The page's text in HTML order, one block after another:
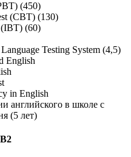
(450)
(CBT) (130)
(IBT) (60)
Testing System (4,5)
English
in English
английского в школе с
(5 лет)